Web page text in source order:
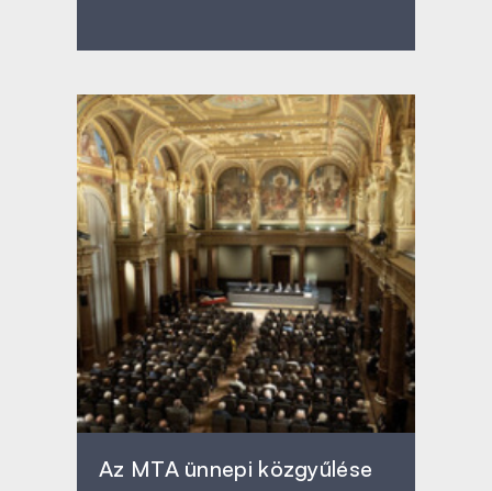
Az MTA ünnepi közgyűlése